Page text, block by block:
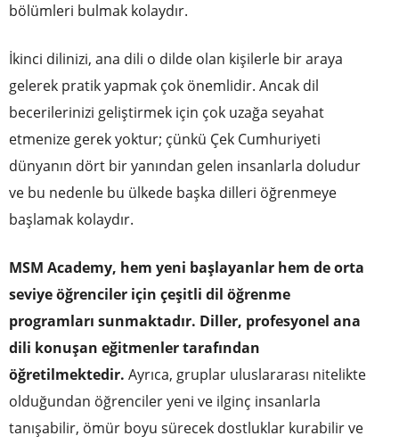
bölümleri bulmak kolaydır.
İkinci dilinizi, ana dili o dilde olan kişilerle bir araya
gelerek pratik yapmak çok önemlidir. Ancak dil
becerilerinizi geliştirmek için çok uzağa seyahat
etmenize gerek yoktur; çünkü Çek Cumhuriyeti
dünyanın dört bir yanından gelen insanlarla doludur
ve bu nedenle bu ülkede başka dilleri öğrenmeye
başlamak kolaydır.
MSM Academy, hem yeni başlayanlar hem de orta
seviye öğrenciler için çeşitli dil öğrenme
programları sunmaktadır. Diller, profesyonel ana
dili konuşan eğitmenler tarafından
öğretilmektedir. Ayrıca, gruplar uluslararası nitelikte
olduğundan öğrenciler yeni ve ilginç insanlarla
tanışabilir, ömür boyu sürecek dostluklar kurabilir ve